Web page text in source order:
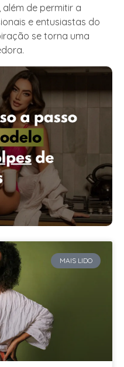
de permitir a
e entusiastas do
se torna uma
MAIS LIDO